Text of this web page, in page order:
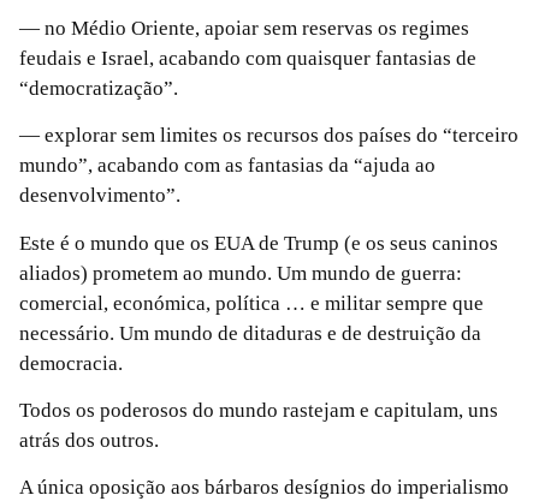
— no Médio Oriente, apoiar sem reservas os regimes
feudais e Israel, acabando com quaisquer fantasias de
“democratização”.
— explorar sem limites os recursos dos países do “terceiro
mundo”, acabando com as fantasias da “ajuda ao
desenvolvimento”.
Este é o mundo que os EUA de Trump (e os seus caninos
aliados) prometem ao mundo. Um mundo de guerra:
comercial, económica, política … e militar sempre que
necessário. Um mundo de ditaduras e de destruição da
democracia.
Todos os poderosos do mundo rastejam e capitulam, uns
atrás dos outros.
A única oposição aos bárbaros desígnios do imperialismo